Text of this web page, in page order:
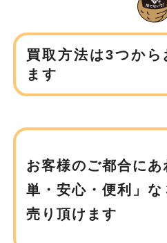
買取方法は3つから
ます
お客様のご都合にあ
単・安心・便利」
売り頂けます